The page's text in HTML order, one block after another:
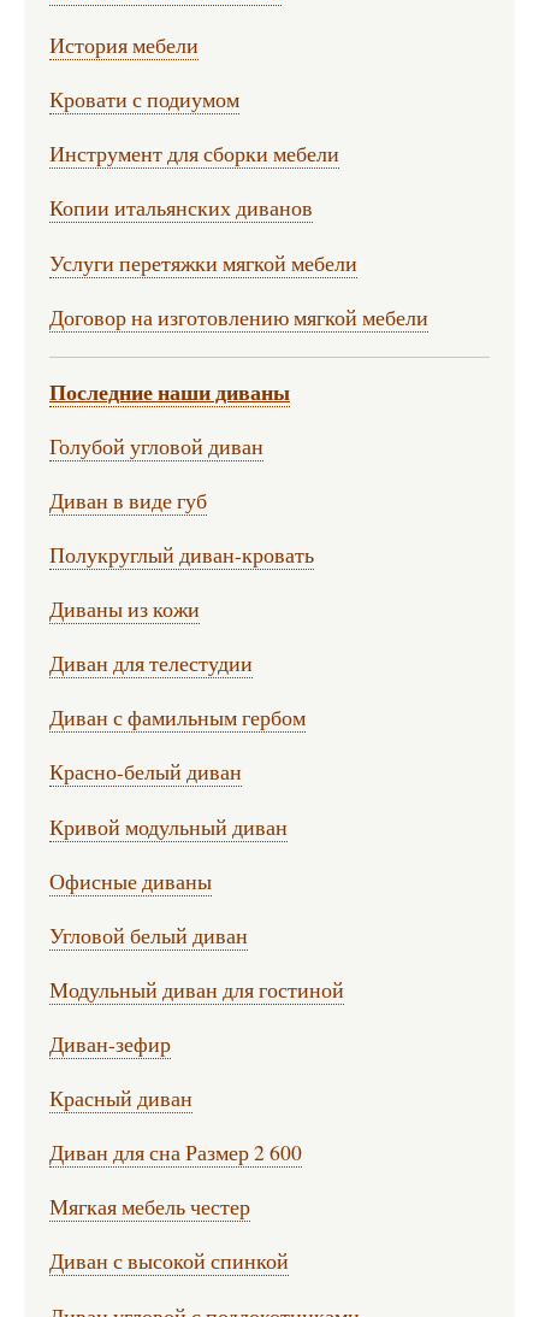
История мебели
Кровати с подиумом
Инструмент для сборки мебели
Копии итальянских диванов
Услуги перетяжки мягкой мебели
Договор на изготовлению мягкой мебели
Последние наши диваны
Голубой угловой диван
Диван в виде губ
Полукруглый диван-кровать
Диваны из кожи
Диван для телестудии
Диван с фамильным гербом
Красно-белый диван
Кривой модульный диван
Офисные диваны
Угловой белый диван
Модульный диван для гостиной
Диван-зефир
Красный диван
Диван для сна Размер 2 600
Мягкая мебель честер
Диван с высокой спинкой